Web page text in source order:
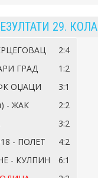
29. КОЛА
2:4
ГРАД
1:2
ОЏАЦИ
3:1
- ЖАК
2:2
3:2
- ПОЛЕТ
4:2
- КУЛПИН
6:1